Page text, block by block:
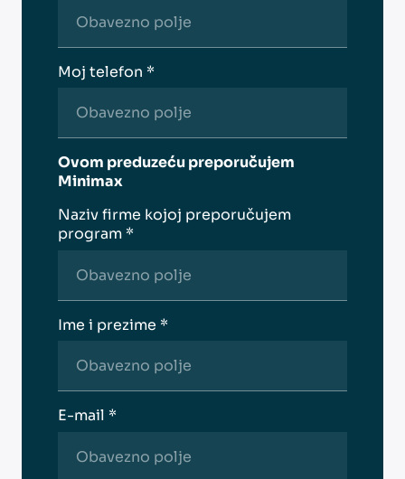
Moj telefon *
Ovom preduzeću preporučujem
Minimax
Naziv firme kojoj preporučujem
program *
Ime i prezime *
E-mail *